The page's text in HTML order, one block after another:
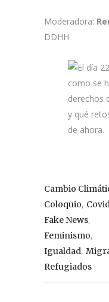
Moderadora:
DDHH
Cambio
Coloquio,
Fake News,
Feminismo,
Igualdad,
Refugiados